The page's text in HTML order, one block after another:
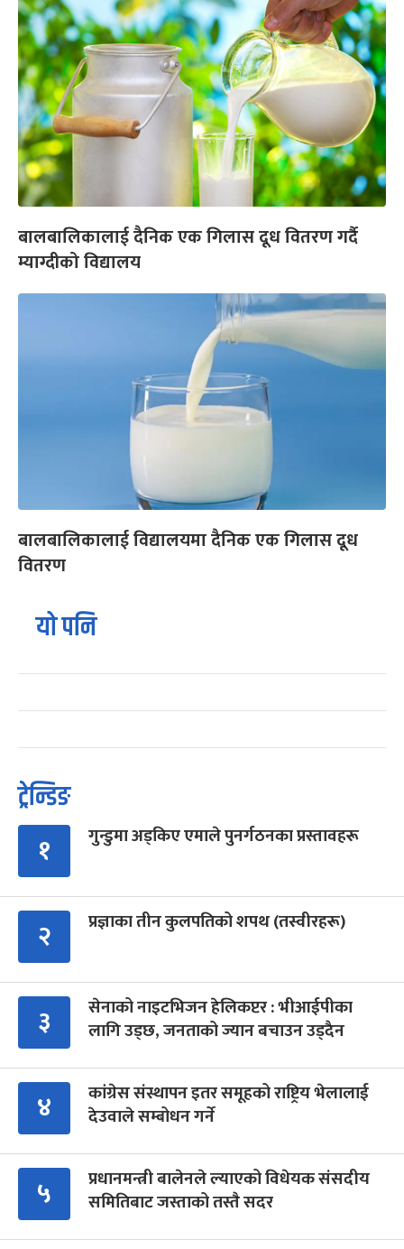
बालबालिकालाई दैनिक एक गिलास दूध वितरण गर्दै
म्याग्दीको विद्यालय
बालबालिकालाई विद्यालयमा दैनिक एक गिलास दूध
वितरण
यो पनि
ट्रेन्डिङ
१ गुन्डुमा अड्किए एमाले पुनर्गठनका प्रस्तावहरू
२ प्रज्ञाका तीन कुलपतिको शपथ (तस्वीरहरू)
३
सेनाको नाइटभिजन हेलिकप्टर : भीआईपीका
लागि उड्छ, जनताको ज्यान बचाउन उड्दैन
४
कांग्रेस संस्थापन इतर समूहको राष्ट्रिय भेलालाई
देउवाले सम्बोधन गर्ने
५
प्रधानमन्त्री बालेनले ल्याएको विधेयक संसदीय
समितिबाट जस्ताको तस्तै सदर